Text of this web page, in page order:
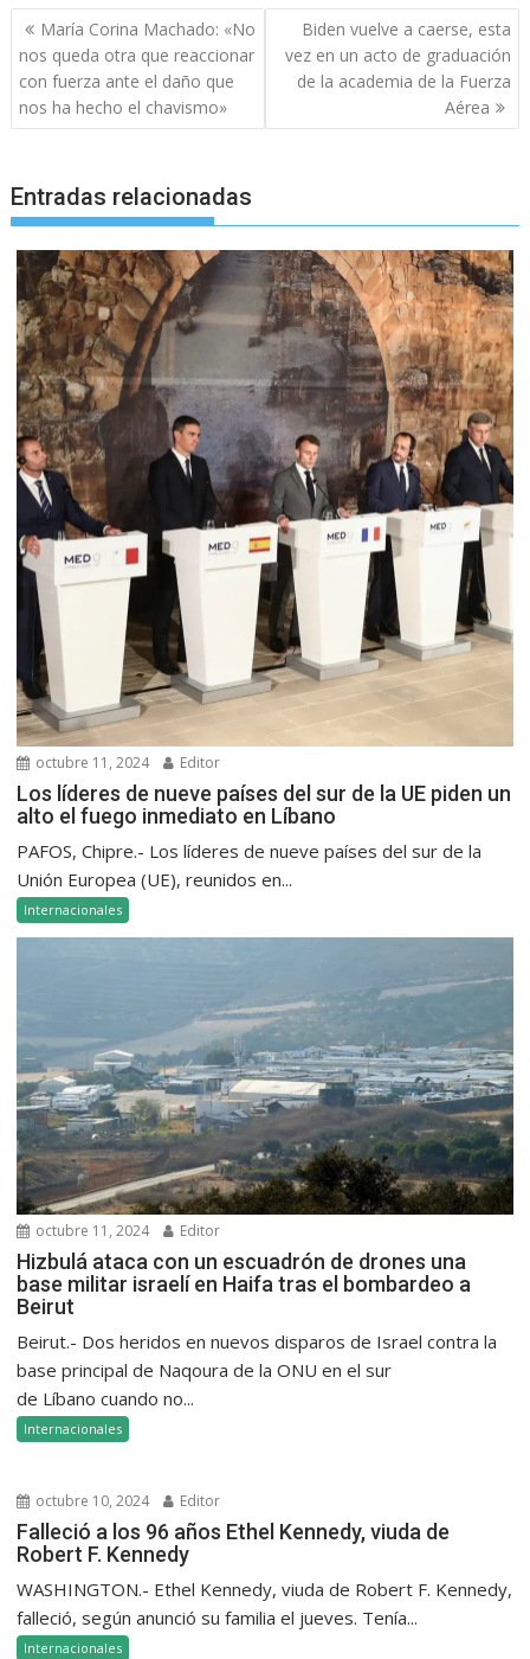
Navegación
de
entradas
María Corina Machado: «No
nos queda otra que reaccionar
con fuerza ante el daño que
nos ha hecho el chavismo»
Biden vuelve a caerse, esta
vez en un acto de graduación
de la academia de la Fuerza
Aérea
Entradas relacionadas
octubre 11, 2024 Editor
Los líderes de nueve países del sur de la UE piden un
alto el fuego inmediato en Líbano
PAFOS, Chipre.- Los líderes de nueve países del sur de la
Unión Europea (UE), reunidos en...
Internacionales
octubre 11, 2024 Editor
Hizbulá ataca con un escuadrón de drones una
base militar israelí en Haifa tras el bombardeo a
Beirut
Beirut.- Dos heridos en nuevos disparos de Israel contra la
base principal de Naqoura de la ONU en el sur
de Líbano cuando no...
Internacionales
octubre 10, 2024 Editor
Falleció a los 96 años Ethel Kennedy, viuda de
Robert F. Kennedy
WASHINGTON.- Ethel Kennedy, viuda de Robert F. Kennedy,
falleció, según anunció su familia el jueves. Tenía...
Internacionales